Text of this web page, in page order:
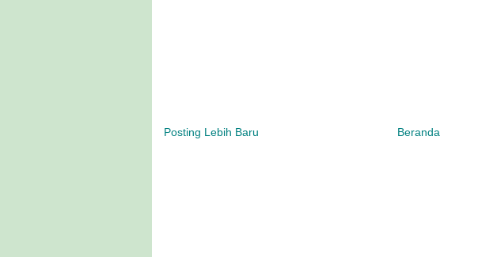
Posting Lebih Baru Beranda